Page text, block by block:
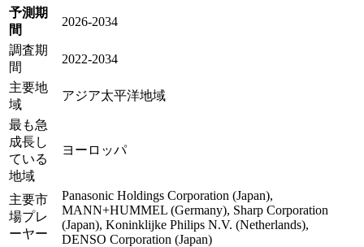
予測期
間
2026-2034
調査期
間
2022-2034
主要地
域
アジア太平洋地域
最も急
成長し
ている
地域
ヨーロッパ
主要市
場プレ
ーヤー
Panasonic Holdings Corporation (Japan),
MANN+HUMMEL (Germany), Sharp Corporation
(Japan), Koninklijke Philips N.V. (Netherlands),
DENSO Corporation (Japan)